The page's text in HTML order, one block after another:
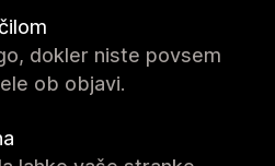
dokler niste povsem
ob objavi.